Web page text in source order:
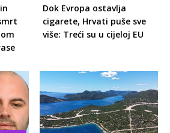
Dok Evropa ostavlja
cigarete, Hrvati puše sve
više: Treći su u cijeloj EU